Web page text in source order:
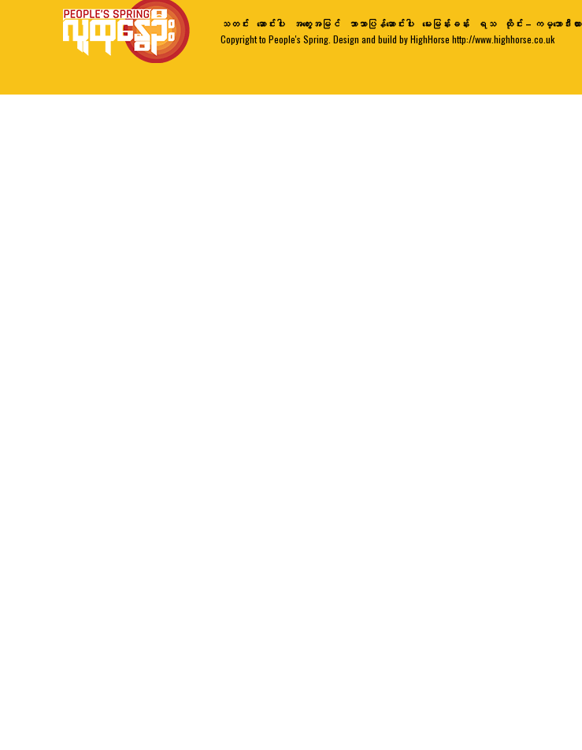
သတင်း ဆောင်းပါး အတွေးအမြင် ဘာသာပြန်ဆောင်းပါး မေးမြန်းခန်း ရသ
ထိုင်း – ကမ္ဘောဒီးယား
Copyright to People's Spring. Design and build by HighHorse http://www.highhorse.co.uk